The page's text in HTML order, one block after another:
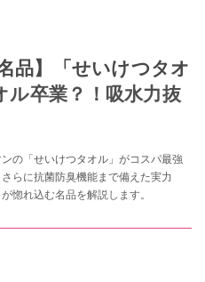
品】「せいけつタオ
卒業？！吸水力抜
の「せいけつタオル」がコスパ最強
らに抗菌防臭機能まで備えた実力
惚れ込む名品を解説します。